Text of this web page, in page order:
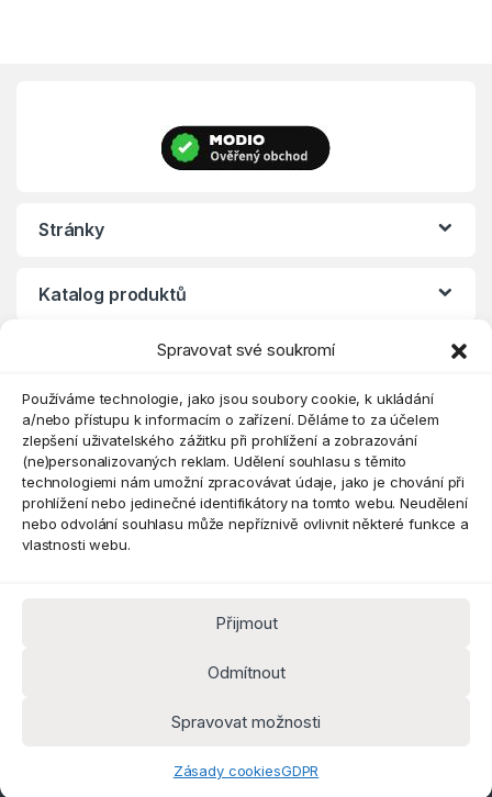
Spravovat své soukromí
Používáme technologie, jako jsou soubory cookie, k ukládání
a/nebo přístupu k informacím o zařízení. Děláme to za účelem
zlepšení uživatelského zážitku při prohlížení a zobrazování
(ne)personalizovaných reklam. Udělení souhlasu s těmito
technologiemi nám umožní zpracovávat údaje, jako je chování při
prohlížení nebo jedinečné identifikátory na tomto webu. Neudělení
nebo odvolání souhlasu může nepříznivě ovlivnit některé funkce a
vlastnosti webu.
Přijmout
Odmítnout
Spravovat možnosti
Zásady cookiesGDPR
Stránky
Katalog produktů
Máte dotaz? Kontaktujte nás
k.cz
Kancelář 8:30 - 16:00